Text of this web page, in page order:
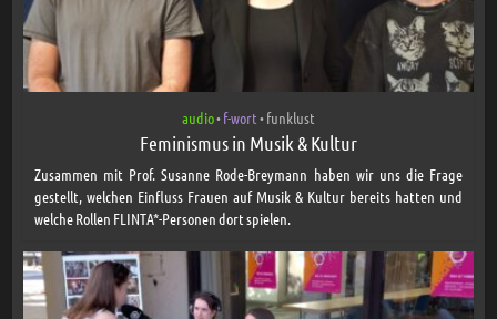
audio•f-wort•funklust
Feminismus in Musik & Kultur
Zusammen mit Prof. Susanne Rode-Breymann haben wir uns die Frage
gestellt, welchen Einfluss Frauen auf Musik & Kultur bereits hatten und
welche Rollen FLINTA*-Personen dort spielen.